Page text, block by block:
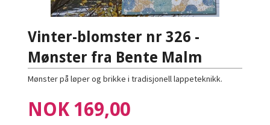
Vinter-blomster nr 326 -
Mønster fra Bente Malm
Mønster på løper og brikke i tradisjonell lappeteknikk.
Pris
NOK 169,00